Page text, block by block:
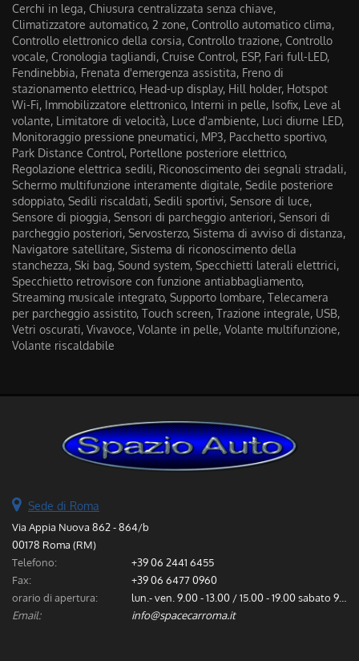
Cerchi in lega, Chiusura centralizzata senza chiave,
Climatizzatore automatico, 2 zone, Controllo automatico clima,
Controllo elettronico della corsia, Controllo trazione, Controllo
vocale, Cronologia tagliandi, Cruise Control, ESP, Fari full-LED,
Fendinebbia, Frenata d'emergenza assistita, Freno di
stazionamento elettrico, Head-up display, Hill holder, Hotspot
Wi-Fi, Immobilizzatore elettronico, Interni in pelle, Isofix, Leve al
volante, Limitatore di velocità, Luce d'ambiente, Luci diurne LED,
Monitoraggio pressione pneumatici, MP3, Pacchetto sportivo,
Park Distance Control, Portellone posteriore elettrico,
Regolazione elettrica sedili, Riconoscimento dei segnali stradali,
Schermo multifunzione interamente digitale, Sedile posteriore
sdoppiato, Sedili riscaldati, Sedili sportivi, Sensore di luce,
Sensore di pioggia, Sensori di parcheggio anteriori, Sensori di
parcheggio posteriori, Servosterzo, Sistema di avviso di distanza,
Navigatore satellitare, Sistema di riconoscimento della
stanchezza, Ski bag, Sound system, Specchietti laterali elettrici,
Specchietto retrovisore con funzione antiabbagliamento,
Streaming musicale integrato, Supporto lombare, Telecamera
per parcheggio assistito, Touch screen, Trazione integrale, USB,
Vetri oscurati, Vivavoce, Volante in pelle, Volante multifunzione,
Volante riscaldabile
Sede di Roma
Via Appia Nuova 862 - 864/b
00178 Roma (RM)
Telefono:
+39 06 2441 6455
Fax:
+39 06 6477 0960
orario di apertura:
Email:
info@spacecarroma.it